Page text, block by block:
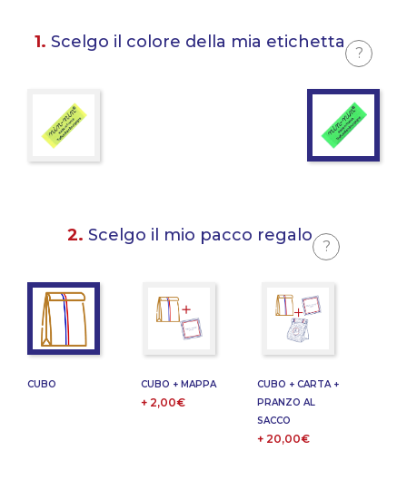
1. Scelgo il colore della mia etichetta
?
2. Scelgo il mio pacco regalo
?
CUBO CUBO + MAPPA
+ 2,00€
CUBO + CARTA +
PRANZO AL
SACCO
+ 20,00€